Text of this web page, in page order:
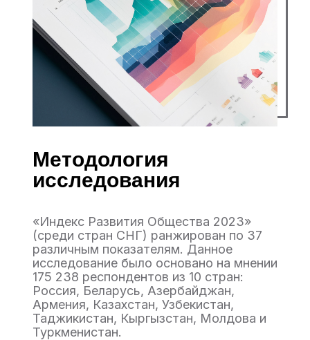
«Индекс Развития Общества 2023»
(среди стран СНГ) ранжирован по 37
различным показателям. Данное
исследование было основано на мнении
175 238 респондентов из 10 стран:
Россия, Беларусь, Азербайджан,
Армения, Казахстан, Узбекистан,
Таджикистан, Кыргызстан, Молдова и
Туркменистан.
Методология
исследования